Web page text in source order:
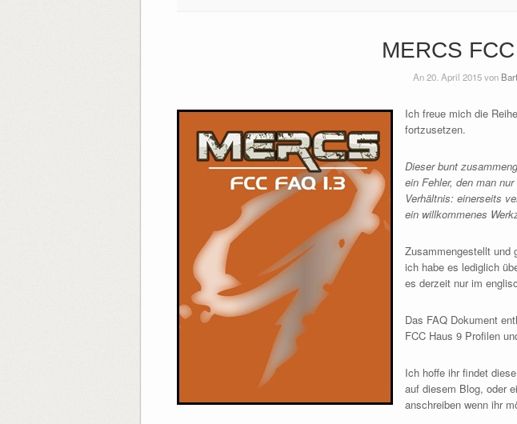
MERCS
An 20. April 2015 von
Ich freue mich die
fortzusetzen.
Dieser bunt
ein Fehler, den man
Verhältnis: einerseits
ein willkommenes
Zusammengestellt und
ich habe es lediglich
es derzeit nur im
Das FAQ Dokument
FCC Haus 9 Profilen
Ich hoffe ihr findet
auf diesem Blog, oder
anschreiben wenn ihr